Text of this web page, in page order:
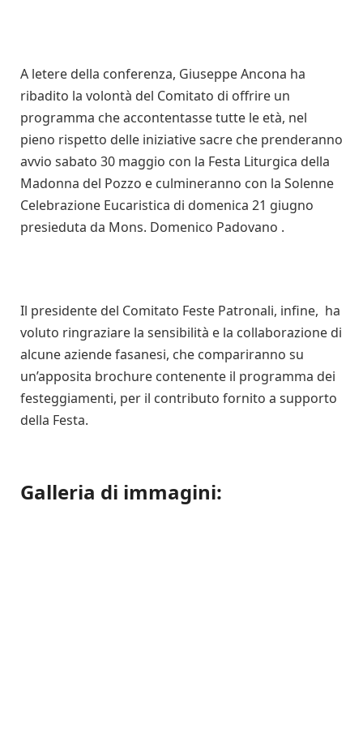
A letere della conferenza, Giuseppe Ancona ha
ribadito la volontà del Comitato di offrire un
programma che accontentasse tutte le età, nel
pieno rispetto delle iniziative sacre che prenderanno
avvio sabato 30 maggio con la Festa Liturgica della
Madonna del Pozzo e culmineranno con la Solenne
Celebrazione Eucaristica di domenica 21 giugno
presieduta da Mons. Domenico Padovano .
Il presidente del Comitato Feste Patronali, infine, ha
voluto ringraziare la sensibilità e la collaborazione di
alcune aziende fasanesi, che compariranno su
un’apposita brochure contenente il programma dei
festeggiamenti, per il contributo fornito a supporto
della Festa.
Galleria di immagini: